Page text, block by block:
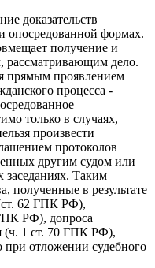
доказательств
опосредованной формах.
получение и
рассматривающим дело.
прямым проявлением
процесса -
только в случаях,
произвести
протоколов
другим судом или
заседаниях. Таким
полученные в результате
62 ГПК РФ),
РФ), допроса
(ч. 1 ст. 70 ГПК РФ),
при отложении судебного